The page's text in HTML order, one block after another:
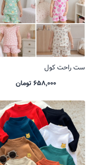
ست راحت کول
658,000 تومان